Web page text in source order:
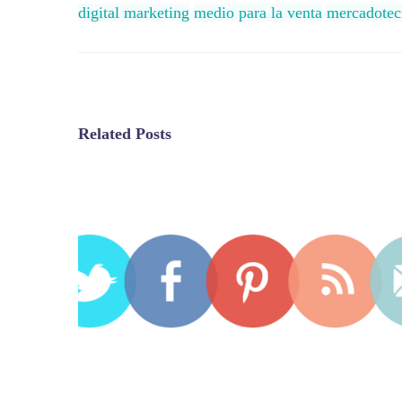
digital marketing medio para la venta
Related Posts